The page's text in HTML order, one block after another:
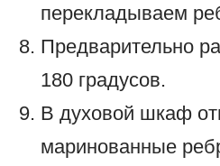
перекладываем
Предварительно
180 градусов.
В духовой шкаф
маринованные